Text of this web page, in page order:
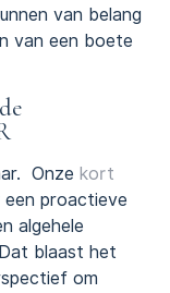
van belang
van een boete
Onze kort
proactieve
algehele
blaast het
om